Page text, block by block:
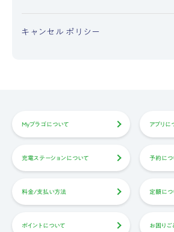
キャンセルポリシー
Myプラゴについて アプリに
充電ステーションについて 予約につ
料金/支払い方法 定額につ
ポイントについて お困りご